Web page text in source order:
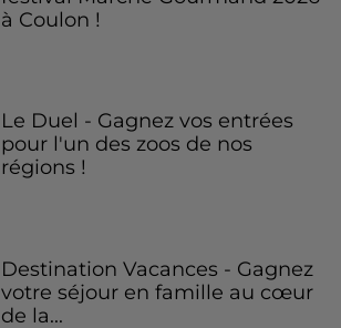
à Coulon !
Le Duel - Gagnez vos entrées
pour l'un des zoos de nos
régions !
Destination Vacances - Gagnez
votre séjour en famille au cœur
de la...